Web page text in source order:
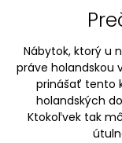
Nábytok, ktorý u
práve holandskou
prinášať tento
holandských
Ktokoľvek tak